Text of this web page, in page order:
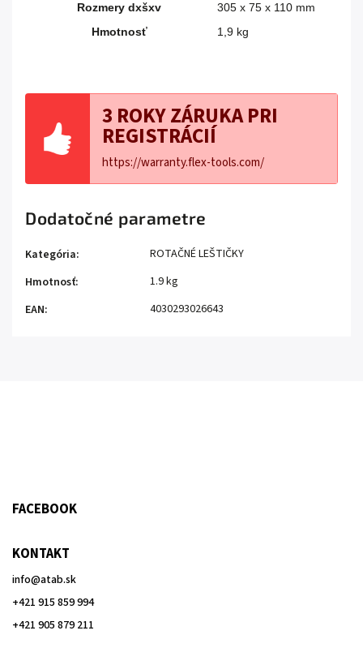
Rozmery dxšxv
305 x 75 x 110 mm
Hmotnosť
1,9 kg
3 ROKY ZÁRUKA PRI
REGISTRÁCIÍ
https://warranty.flex-tools.com/
Dodatočné parametre
Kategória:
ROTAČNÉ LEŠTIČKY
Hmotnosť:
1.9 kg
EAN: 4030293026643
FACEBOOK
KONTAKT
info@atab.sk
+421 915 859 994
+421 905 879 211